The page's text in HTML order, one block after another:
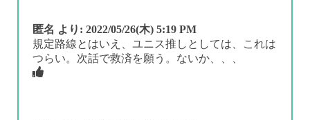
匿名 より: 2022/05/26(木) 5:19 PM
規定路線とはいえ、ユニス推しとしては、これは
つらい。次話で救済を願う。ないか、、、